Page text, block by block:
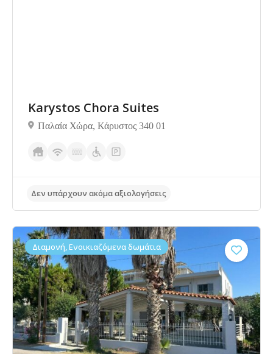
Karystos Chora Suites
Παλαία Χώρα, Κάρυστος 340 01
Διαμονή, Ενοικιαζόμενα δωμάτια